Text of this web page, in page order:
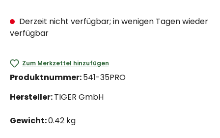
Derzeit nicht verfügbar; in wenigen Tagen wieder
verfügbar
Zum Merkzettel hinzufügen
Produktnummer:541-35PRO
Hersteller:TIGER GmbH
Gewicht:0.42 kg